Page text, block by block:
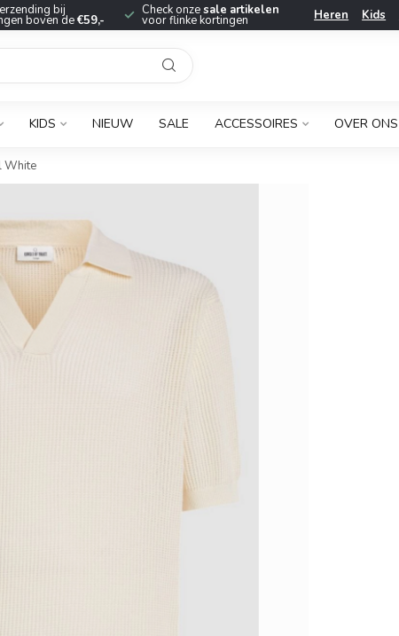
bij
boven de€59,-
Check onzesale artikelen
voor flinke kortingen Heren Kids
KIDS NIEUW SALE ACCESSOIRES OVER ONS
White